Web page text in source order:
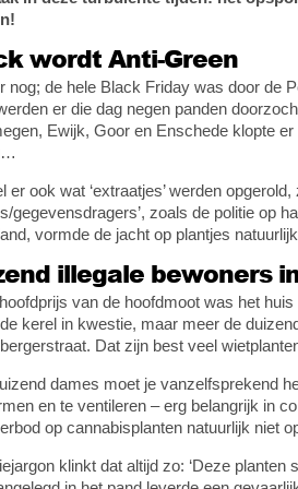
wordt Anti-Green
nog; de hele Black Friday was door de
er die dag negen panden
Ewijk, Goor en Enschede klopte
er ook wat ‘extraatjes’ werden
gegevensdragers’, zoals de politie op
vormde de jacht op plantjes
illegale bewoners
van de hoofdmoot was het
kerel in kwestie, maar meer de
Dat zijn best veel
dames moet je vanzelfsprekend
en te ventileren – erg belangrijk in
op cannabisplanten natuurlijk niet
klinkt dat altijd zo: ‘Deze